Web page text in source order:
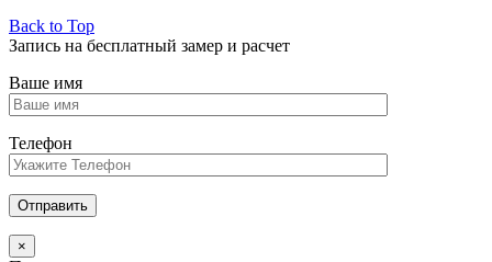
Back to Top
Запись на бесплатный замер и расчет
Ваше имя
Телефон
×